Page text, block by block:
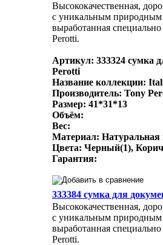
Высококачественная,
с уникальным природным
выработанная
Perotti.
Артикул: 333324 сумка
Perotti
Название коллекции:
Производитель: Tony
Размер: 41*31*13
Объём:
Вес:
Материал: Натуральная
Цвета: Черный(1),
Гарантия:
333384 сумка для
Высококачественная,
с уникальным природным
выработанная
Perotti.